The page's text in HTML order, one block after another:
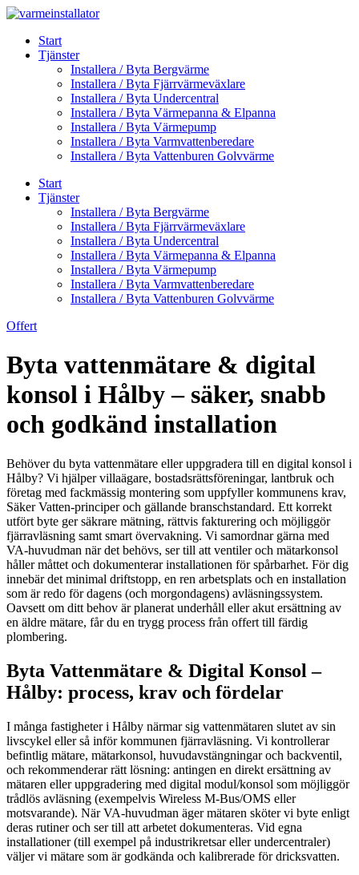
Skip
contentStart
Tjänster
Installera / Byta Bergvärme
Installera / Byta Fjärrvärmeväxlare
Installera / Byta Undercentral
Installera / Byta Värmepanna & Elpanna
Installera / Byta Värmepump
Installera / Byta Varmvattenberedare
Installera / Byta Vattenburen Golvvärme
Start
Tjänster
Installera / Byta Bergvärme
Installera / Byta Fjärrvärmeväxlare
Installera / Byta Undercentral
Installera / Byta Värmepanna & Elpanna
Installera / Byta Värmepump
Installera / Byta Varmvattenberedare
Installera / Byta Vattenburen Golvvärme
Offert
Byta vattenmätare & digital
konsol i Hålby – säker, snabb
och godkänd installation
Behöver du byta vattenmätare eller uppgradera till en digital konsol i
Hålby? Vi hjälper villaägare, bostadsrättsföreningar, lantbruk och
företag med fackmässig montering som uppfyller kommunens krav,
Säker Vatten-principer och gällande branschstandard. Ett korrekt
utfört byte ger säkrare mätning, rättvis fakturering och möjliggör
fjärravläsning samt smart övervakning. Vi samordnar gärna med
VA-huvudman när det behövs, ser till att ventiler och mätarkonsol
håller måttet och dokumenterar installationen för spårbarhet. För dig
innebär det minimal driftstopp, en ren arbetsplats och en installation
som är redo för dagens (och morgondagens) avläsningssystem.
Oavsett om ditt behov är planerat underhåll eller akut ersättning av
en äldre mätare, får du en trygg process från offert till färdig
plombering.
Byta Vattenmätare & Digital Konsol –
Hålby: process, krav och fördelar
I många fastigheter i Hålby närmar sig vattenmätaren slutet av sin
livscykel eller så inför kommunen fjärravläsning. Vi kontrollerar
befintlig mätare, mätarkonsol, huvudavstängningar och backventil,
och rekommenderar rätt lösning: antingen en direkt ersättning av
mätaren eller uppgradering med digital modul/konsol som möjliggör
trådlös avläsning (exempelvis Wireless M‑Bus/OMS eller
motsvarande). När VA-huvudman äger mätaren sköter vi byte enligt
deras rutiner och ser till att arbetet dokumenteras. Vid egna
installationer (till exempel på industrikretsar eller undercentraler)
väljer vi mätare som är godkända och kalibrerade för dricksvatten.